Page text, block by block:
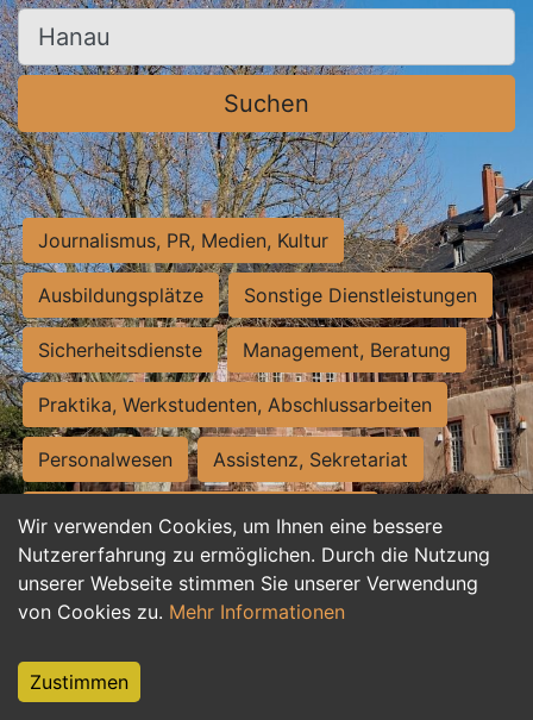
Wir verwenden Cookies, um Ihnen eine bessere
Nutzererfahrung zu ermöglichen. Durch die Nutzung
unserer Webseite stimmen Sie unserer Verwendung
von Cookies zu. Mehr Informationen
Zustimmen
Ort, Stadt
Suchen
Journalismus, PR, Medien, Kultur
Ausbildungsplätze Sonstige Dienstleistungen
Sicherheitsdienste Management, Beratung
Praktika, Werkstudenten, Abschlussarbeiten
Personalwesen Assistenz, Sekretariat
Hilfskräfte, Aushilfs- und Nebenjobs
Einkauf, Logistik, Materialwirtschaft
Weiterbildung, Studium, duale Ausbildung
Tourismus